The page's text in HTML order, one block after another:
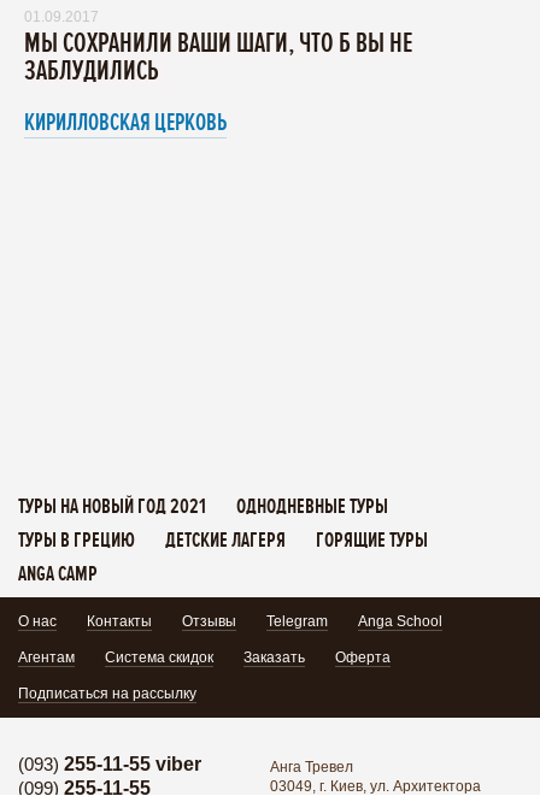
01.09.2017
МЫ СОХРАНИЛИ ВАШИ ШАГИ, ЧТО Б ВЫ НЕ
ЗАБЛУДИЛИСЬ
КИРИЛЛОВСКАЯ ЦЕРКОВЬ
ТУРЫ НА НОВЫЙ ГОД 2021
ОДНОДНЕВНЫЕ ТУРЫ
ТУРЫ В ГРЕЦИЮ
ДЕТСКИЕ ЛАГЕРЯ
ГОРЯЩИЕ ТУРЫ
ANGA CAMP
О нас Контакты Отзывы Telegram Anga School
Агентам Система скидок Заказать Оферта
Подписаться на рассылку
(093) 255-11-55 viber
(099) 255-11-55
Анга Тревел
03049, г. Киев, ул. Архитектора